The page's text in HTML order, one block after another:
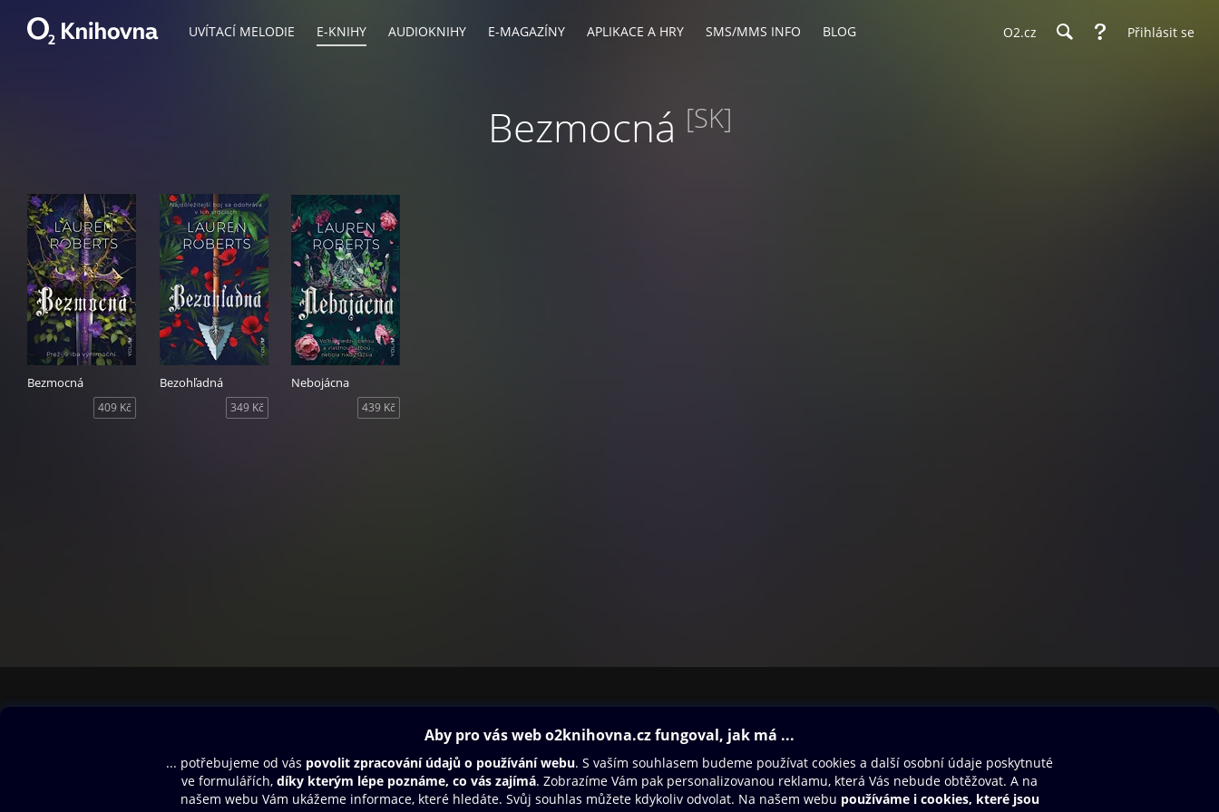
UVÍTACÍ MELODIE E-KNIHY AUDIOKNIHY E-MAGAZÍNY APLIKACE A HRY SMS/MMS INFO BLOG O2.cz Přihlásit se
Bezmocná [SK]
Bezmocná
409 Kč
Bezohľadná
349 Kč
Nebojácna
439 Kč
Aplikace a hry
SMS/MMS Info
Blog
Dárkový poukaz
Nápověda
Oneplay Originály
Sport